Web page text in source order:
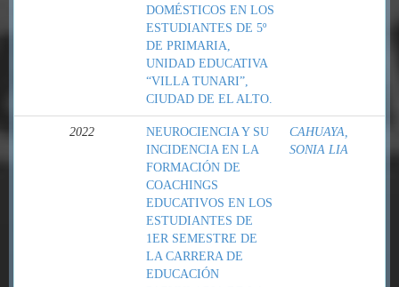
DOMÉSTICOS EN LOS
ESTUDIANTES DE 5º
DE PRIMARIA,
UNIDAD EDUCATIVA
“VILLA TUNARI”,
CIUDAD DE EL ALTO.
2022
NEUROCIENCIA Y SU
INCIDENCIA EN LA
FORMACIÓN DE
COACHINGS
EDUCATIVOS EN LOS
ESTUDIANTES DE
1ER SEMESTRE DE
LA CARRERA DE
EDUCACIÓN
CAHUAYA,
SONIA LIA